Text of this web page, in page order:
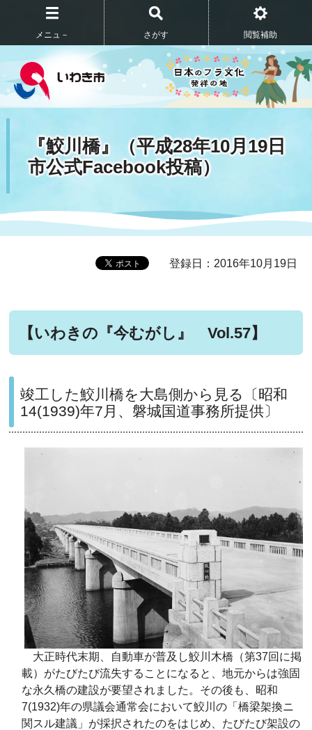
メニュ－ さがす 閲覧補助
『鮫川橋』（平成28年10月19日
市公式Facebook投稿）
登録日：2016年10月19日
【いわきの『今むがし』 Vol.57】
竣工した鮫川橋を大島側から見る〔昭和
14(1939)年7月、磐城国道事務所提供〕
大正時代末期、自動車が普及し鮫川木橋 （第37回に掲
載） がたびたび流失することになると、地元からは強固
な永久橋の建設が要望されました。その後も、昭和
7(1932)年の県議会通常会において鮫川の「橋梁架換ニ
関スル建議」が採択されたのをはじめ、たびたび架設の